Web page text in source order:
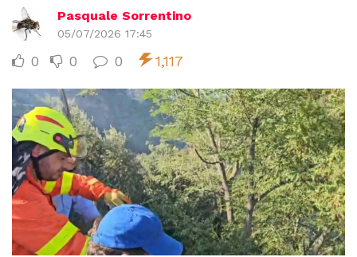
Pasquale Sorrentino
05/07/2026 17:45
0 0 0 1,117